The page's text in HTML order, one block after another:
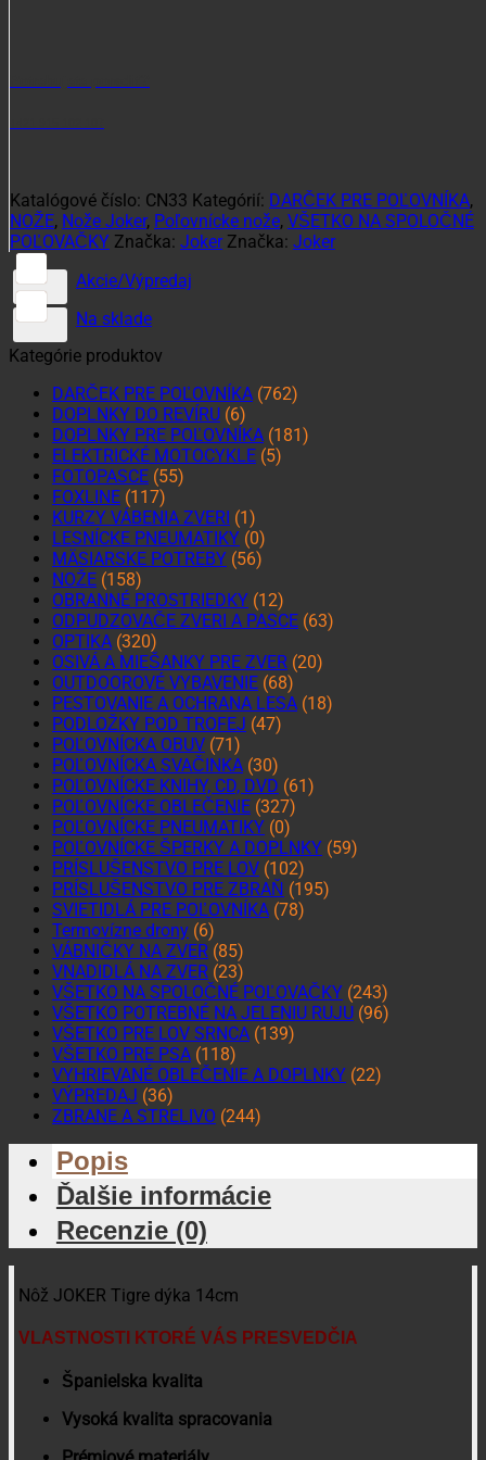
Katalógové číslo: CN33 Kategórií: DARČEK PRE POĽOVNÍKA,
NOŽE, Nože Joker, Poľovnícke nože, VŠETKO NA SPOLOČNÉ
POĽOVAČKY Značka: Joker Značka: Joker
Akcie/Výpredaj
Na sklade
Kategórie produktov
DARČEK PRE POĽOVNÍKA (762)
DOPLNKY DO REVÍRU (6)
DOPLNKY PRE POĽOVNÍKA (181)
ELEKTRICKÉ MOTOCYKLE (5)
FOTOPASCE (55)
FOXLINE (117)
KURZY VÁBENIA ZVERI (1)
LESNÍCKE PNEUMATIKY (0)
MÄSIARSKE POTREBY (56)
NOŽE (158)
OBRANNÉ PROSTRIEDKY (12)
ODPUDZOVAČE ZVERI A PASCE (63)
OPTIKA (320)
OSIVÁ A MIEŠANKY PRE ZVER (20)
OUTDOOROVÉ VYBAVENIE (68)
PESTOVANIE A OCHRANA LESA (18)
PODLOŽKY POD TROFEJ (47)
POĽOVNÍCKA OBUV (71)
POĽOVNÍCKA SVAČINKA (30)
POĽOVNÍCKE KNIHY, CD, DVD (61)
POĽOVNÍCKE OBLEČENIE (327)
POĽOVNÍCKE PNEUMATIKY (0)
POĽOVNÍCKE ŠPERKY A DOPLNKY (59)
PRÍSLUŠENSTVO PRE LOV (102)
PRÍSLUŠENSTVO PRE ZBRAŇ (195)
SVIETIDLÁ PRE POĽOVNÍKA (78)
Termovízne drony (6)
VÁBNIČKY NA ZVER (85)
VNADIDLÁ NA ZVER (23)
VŠETKO NA SPOLOČNÉ POĽOVAČKY (243)
VŠETKO POTREBNÉ NA JELENIU RUJU (96)
VŠETKO PRE LOV SRNCA (139)
VŠETKO PRE PSA (118)
VYHRIEVANÉ OBLEČENIE A DOPLNKY (22)
VÝPREDAJ (36)
ZBRANE A STRELIVO (244)
Popis
Ďalšie informácie
Recenzie (0)
Nôž JOKER Tigre dýka 14cm
VLASTNOSTI KTORÉ VÁS PRESVEDČIA
Španielska kvalita
Vysoká kvalita spracovania